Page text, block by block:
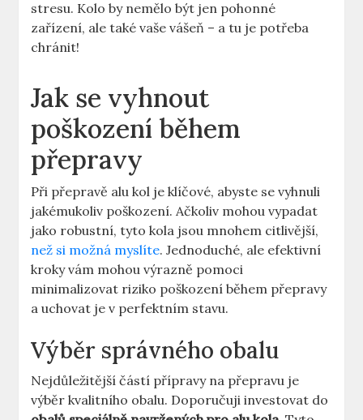
stresu. Kolo by nemělo být jen pohonné
zařízení, ale také vaše vášeň – a tu je potřeba
chránit!
Jak se vyhnout
poškození během
přepravy
Při přepravě alu kol je klíčové, abyste se vyhnuli
jakémukoliv poškození. Ačkoliv mohou vypadat
jako robustní, tyto kola jsou mnohem citlivější,
než si možná myslíte. Jednoduché, ale efektivní
kroky vám mohou výrazně pomoci
minimalizovat riziko poškození během přepravy
a uchovat je v perfektním stavu.
Výběr správného obalu
Nejdůležitější částí přípravy na přepravu je
výběr kvalitního obalu. Doporučuji investovat do